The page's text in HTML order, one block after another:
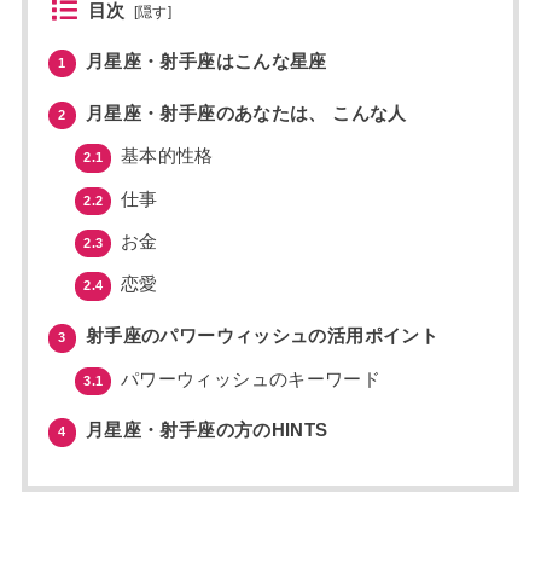
目次 [隠す]
1 月星座・射手座はこんな星座
2 月星座・射手座のあなたは、 こんな人
2.1 基本的性格
2.2 仕事
2.3 お金
2.4 恋愛
3 射手座のパワーウィッシュの活用ポイント
3.1 パワーウィッシュのキーワード
4 月星座・射手座の方のHINTS